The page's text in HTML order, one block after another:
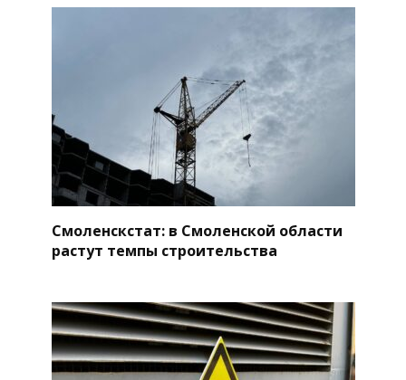
Смоленскстат: в Смоленской области
растут темпы строительства